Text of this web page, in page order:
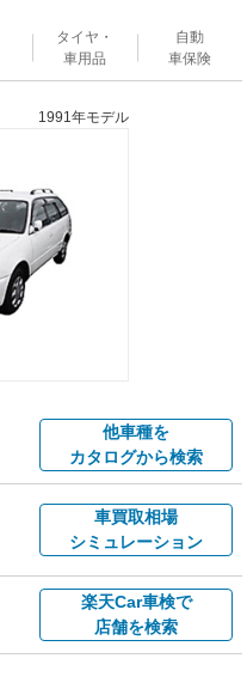
タイヤ・
車用品
自動
車保険
1991年モデル
他車種を
カタログから検索
車買取相場
シミュレーション
楽天Car車検で
店舗を検索